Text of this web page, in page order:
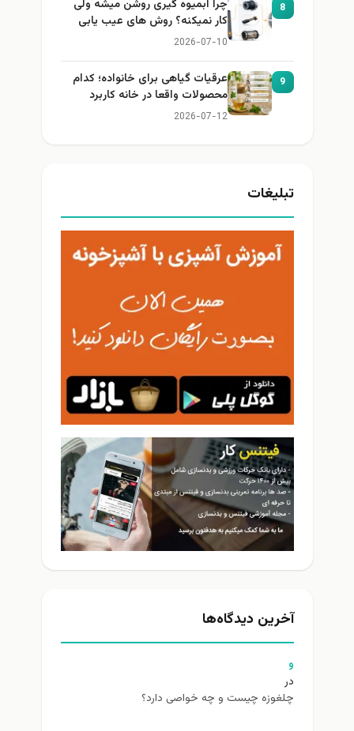
8
چرا آبمیوه گیری روشن میشه ولی
کار نمیکنه؟ روش های عیب یابی
2026-07-10
9
عرقیات گیاهی برای خانواده؛ کدام
محصولات واقعا در خانه کاربرد
دارند؟
2026-07-12
تبلیغات
آخرین دیدگاه‌ها
و
در
چلغوزه چیست و چه خواصی دارد؟